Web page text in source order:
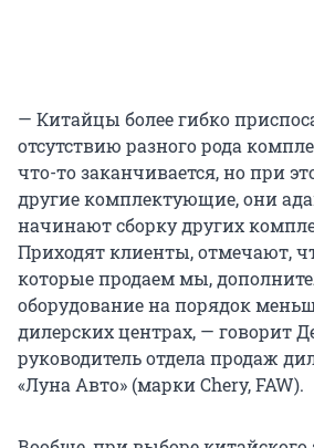
— Китайцы более гибко
отсутствию разного рода
что-то заканчивается, но при
другие комплектующие, они
начинают сборку других
Приходят клиенты, отмечают,
которые продаем мы,
оборудование на порядок
дилерских центрах, — говорит
руководитель отдела продаж
«Луна Авто» (марки Chery, FAW).